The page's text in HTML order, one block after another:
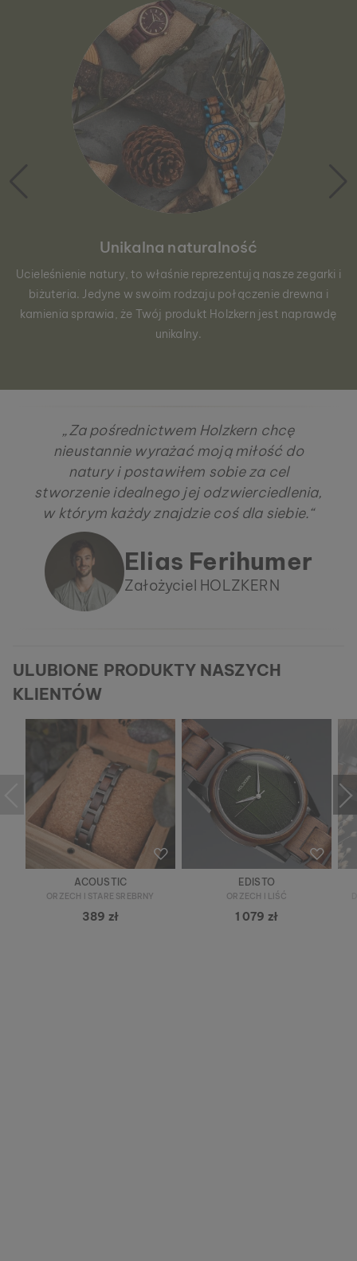
Unikalna naturalność
Ucieleśnienie natury, to właśnie reprezentują nasze zegarki i
biżuteria. Jedyne w swoim rodzaju połączenie drewna i
kamienia sprawia, że Twój produkt Holzkern jest naprawdę
unikalny.
„Za pośrednictwem Holzkern chcę
nieustannie wyrażać moją miłość do
natury i postawiłem sobie za cel
stworzenie idealnego jej odzwierciedlenia,
w którym każdy znajdzie coś dla siebie.“
Elias Ferihumer
Założyciel HOLZKERN
ULUBIONE PRODUKTY NASZYCH
KLIENTÓW
ACOUSTIC
ORZECH I STARE SREBRNY
389 zł
EDISTO
ORZECH I LIŚĆ
1 079 zł